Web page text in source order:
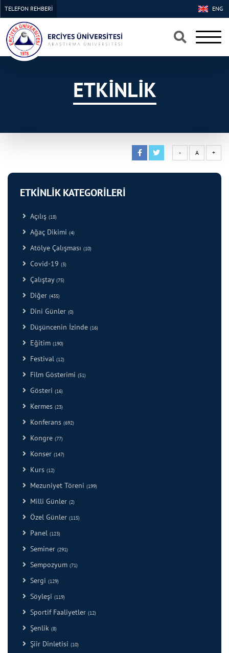
×
×
ENG
TELEFON REHBERİ
ETKİNLİK
- A +
ETKİNLİK KATEGORİLERİ
Açılış (18)
Ağaç Dikimi (4)
Atölye Çalışması (10)
Covid-19 (3)
Çalıştay (75)
Diğer (435)
Dini Günler (0)
Düşüncenin İzinde (16)
Eğitim (190)
Festival (12)
Film Gösterimi (51)
Gösteri (16)
Kermes (23)
Konferans (692)
Kongre (77)
Konser (147)
Kurs (12)
Mezuniyet Töreni (199)
Milli Günler (2)
Özel Günler (115)
Panel (123)
Seminer (291)
Sempozyum (71)
Sergi (129)
Söyleşi (119)
Sportif Faaliyetler (12)
Şenlik (8)
Şiir Dinletisi (10)